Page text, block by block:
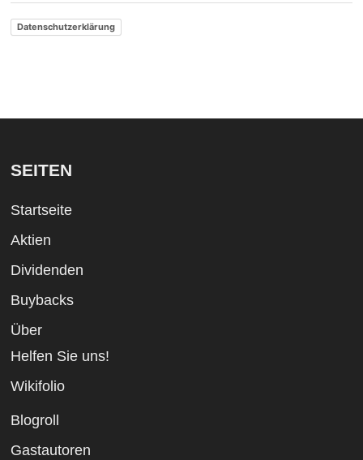
Datenschutzerklärung
SEITEN
Startseite
Aktien
Dividenden
Buybacks
Über
Helfen Sie uns!
Wikifolio
Blogroll
Gastautoren